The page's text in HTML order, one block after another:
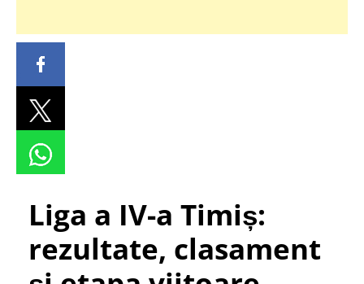
Liga a IV-a Timiș:
rezultate, clasament